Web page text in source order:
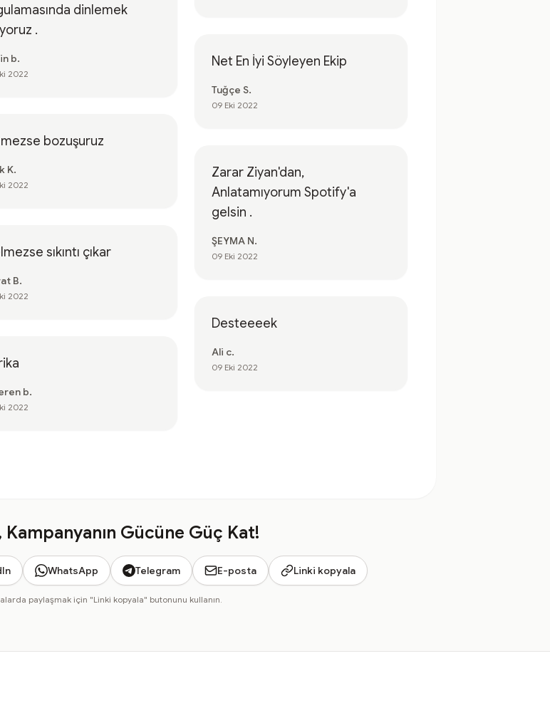
dinlemek
.
b.
2022
bozuşuruz
K.
2022
sıkıntı çıkar
B.
2022
b.
2022
Net En İyi Söyleyen Ekip
Tuğçe S.
09 Eki 2022
Zarar Ziyan'dan,
Anlatamıyorum Spotify'a
gelsin .
ŞEYMA N.
09 Eki 2022
Desteeeek
Ali c.
09 Eki 2022
Kampanyanın Gücüne Güç Kat!
WhatsApp Telegram E-posta Linki kopyala
paylaşmak için "Linki kopyala" butonunu kullanın.